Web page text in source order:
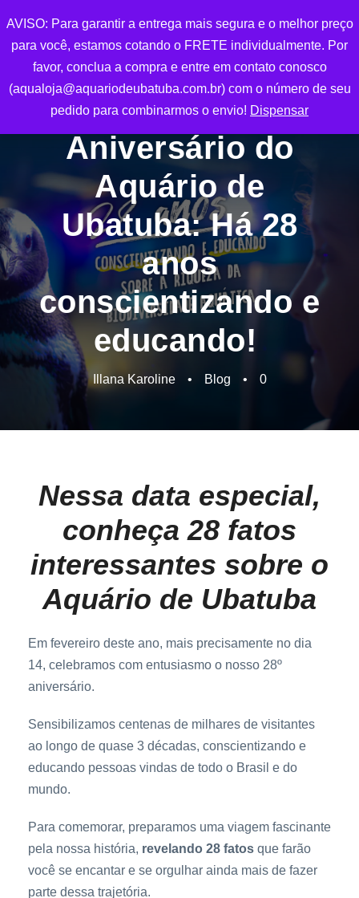
0
Aniversário do
Aquário de
Ubatuba: Há 28
anos
conscientizando e
educando!
Illana Karoline • Blog • 0
Nessa data especial,
conheça 28 fatos
interessantes sobre o
Aquário de Ubatuba
Em fevereiro deste ano, mais precisamente no dia
14, celebramos com entusiasmo o nosso 28º
aniversário.
Sensibilizamos centenas de milhares de visitantes
ao longo de quase 3 décadas, conscientizando e
educando pessoas vindas de todo o Brasil e do
mundo.
Para comemorar, preparamos uma viagem fascinante
pela nossa história, revelando 28 fatos que farão
você se encantar e se orgulhar ainda mais de fazer
parte dessa trajetória.
AVISO: Para garantir a entrega mais segura e o melhor preço
para você, estamos cotando o FRETE individualmente. Por
favor, conclua a compra e entre em contato conosco
(aqualoja@aquariodeubatuba.com.br) com o número de seu
pedido para combinarmos o envio! Dispensar